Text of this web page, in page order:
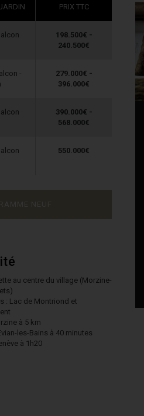
PRIX TTC
198.500€ -
240.500€
-
279.000€ -
396.000€
390.000€ -
568.000€
550.000€
au centre du village (Morzine-
: Lac de Montriond et
à 5 km
les-Bains à 40 minutes
à 1h20